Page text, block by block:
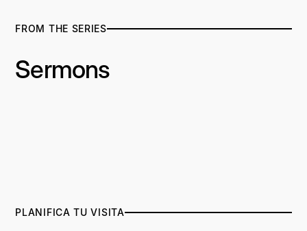
FROM THE SERIES
Sermons
PLANIFICA TU VISITA